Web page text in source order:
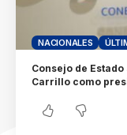
NACIONALES
Consejo de
Carrillo como